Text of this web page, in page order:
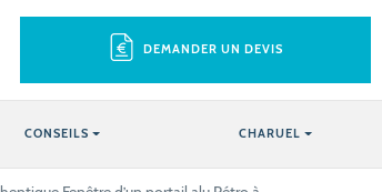
DEMANDER UN DEVIS
CONSEILS CHARUEL